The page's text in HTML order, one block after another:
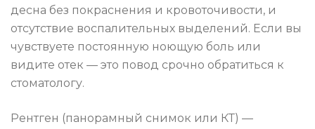
десна без покраснения и кровоточивости, и
отсутствие воспалительных выделений. Если вы
чувствуете постоянную ноющую боль или
видите отек — это повод срочно обратиться к
стоматологу.
Рентген (панорамный снимок или КТ) —